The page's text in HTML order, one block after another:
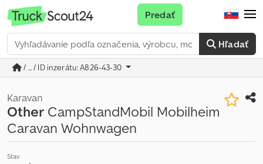
Hľadať
Predať
/ ... / ID inzerátu: A826-43-30
Karavan
Other CampStandMobil Mobilheim
Caravan Wohnwagen
Stav